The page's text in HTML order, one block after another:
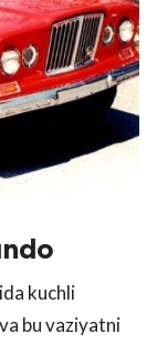
kuchli
bu vaziyatni